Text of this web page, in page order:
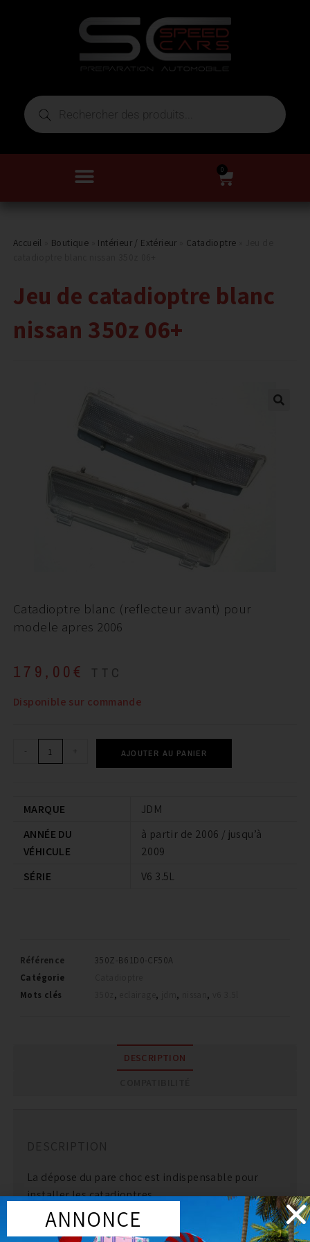
0
Accueil Boutique Intérieur / Extérieur Catadioptre
Jeu de catadioptre blanc
nissan 350z 06+
Catadioptre blanc (reflecteur avant) pour
modele apres 2006
179,00 € TTC
Disponible sur commande
- + AJOUTER AU PANIER
MARQUE
JDM
ANNÉE DU
VÉHICULE
à partir de 2006 / jusqu’à
2009
SÉRIE
V6 3.5L
Référence
350Z-B61D0-CF50A
Catégorie
Mots clés
, , , ,
DESCRIPTION
DESCRIPTION
La dépose du pare choc est indispensable pour
installer les catadioptres.
ANNONCE